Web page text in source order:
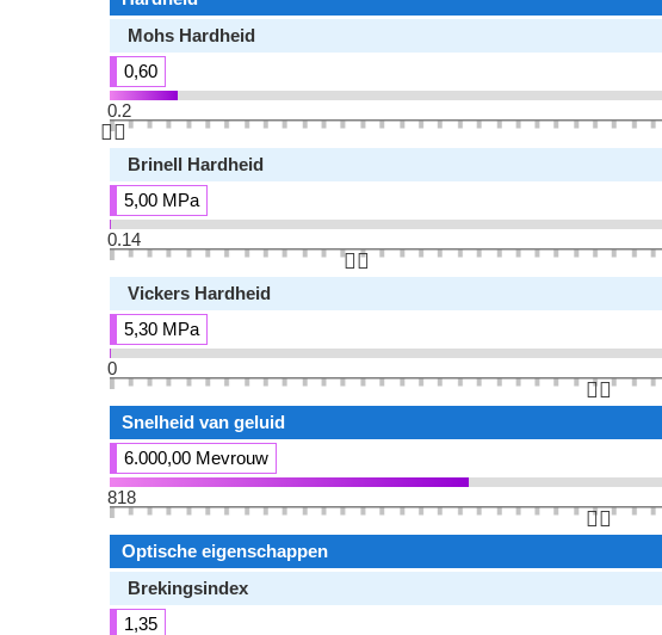
Mohs Hardheid
0,60
0.2
👆🏻
Brinell Hardheid
5,00 MPa
0.14
👆🏻
Vickers Hardheid
5,30 MPa
0
👆🏻
Snelheid van geluid
6.000,00 Mevrouw
818
👆🏻
Optische eigenschappen
Brekingsindex
1,35